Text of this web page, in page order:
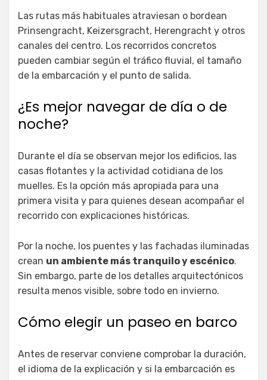
Las rutas más habituales atraviesan o bordean
Prinsengracht, Keizersgracht, Herengracht y otros
canales del centro. Los recorridos concretos
pueden cambiar según el tráfico fluvial, el tamaño
de la embarcación y el punto de salida.
¿Es mejor navegar de día o de
noche?
Durante el día se observan mejor los edificios, las
casas flotantes y la actividad cotidiana de los
muelles. Es la opción más apropiada para una
primera visita y para quienes desean acompañar el
recorrido con explicaciones históricas.
Por la noche, los puentes y las fachadas iluminadas
crean un ambiente más tranquilo y escénico.
Sin embargo, parte de los detalles arquitectónicos
resulta menos visible, sobre todo en invierno.
Cómo elegir un paseo en barco
Antes de reservar conviene comprobar la duración,
el idioma de la explicación y si la embarcación es